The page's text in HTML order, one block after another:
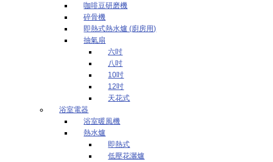
咖啡豆研磨機
碎骨機
即熱式熱水爐 (廚房用)
抽氣扇
六吋
八吋
10吋
12吋
天花式
浴室電器
浴室暖風機
熱水爐
即熱式
低壓花灑爐